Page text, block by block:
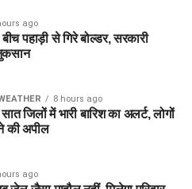
कॉम्प्लेक्स की तरह विकसित
पढ़ाई, दैनिक जीवन और सामाजिक
करने की योजना है। यहां आंगनबाड़ी
प्राथमिक विद्यालय की सुविधा भी
का मकसद सिर्फ महिलाओं और
उन्हें ऐसा वातावरण उपलब्ध कराना
और परिवार का हिस्सा महसूस कर
ago
पहाड़ी से गिरे बोल्डर, सरकारी
8 hours ago
जिलों में भारी बारिश का अलर्ट, लोगों
की अपील
ago